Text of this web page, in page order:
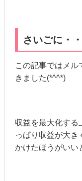
さいごに・・
この記事ではメル
きました(*^^*)
収益を最大化する
っぱり収益が大き
かけたほうがいい